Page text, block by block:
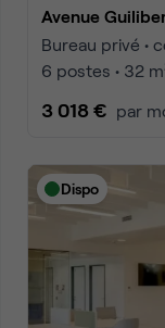
avenue
Bureau privé •
6 postes • 32 m
3 018 € par
Dispo